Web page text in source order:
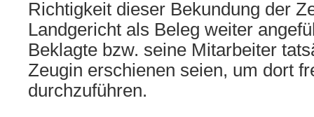
Richtigkeit dieser Bekundung der
Landgericht als Beleg weiter
Beklagte bzw. seine Mitarbeiter
Zeugin erschienen seien, um dort
durchzuführen.